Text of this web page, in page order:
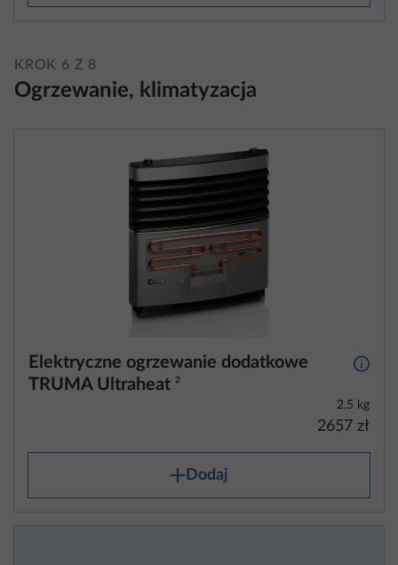
KROK 6 Z 8
Ogrzewanie, klimatyzacja
Elektryczne ogrzewanie dodatkowe
TRUMA Ultraheat 2
2,5 kg
2657 zł
Dodaj